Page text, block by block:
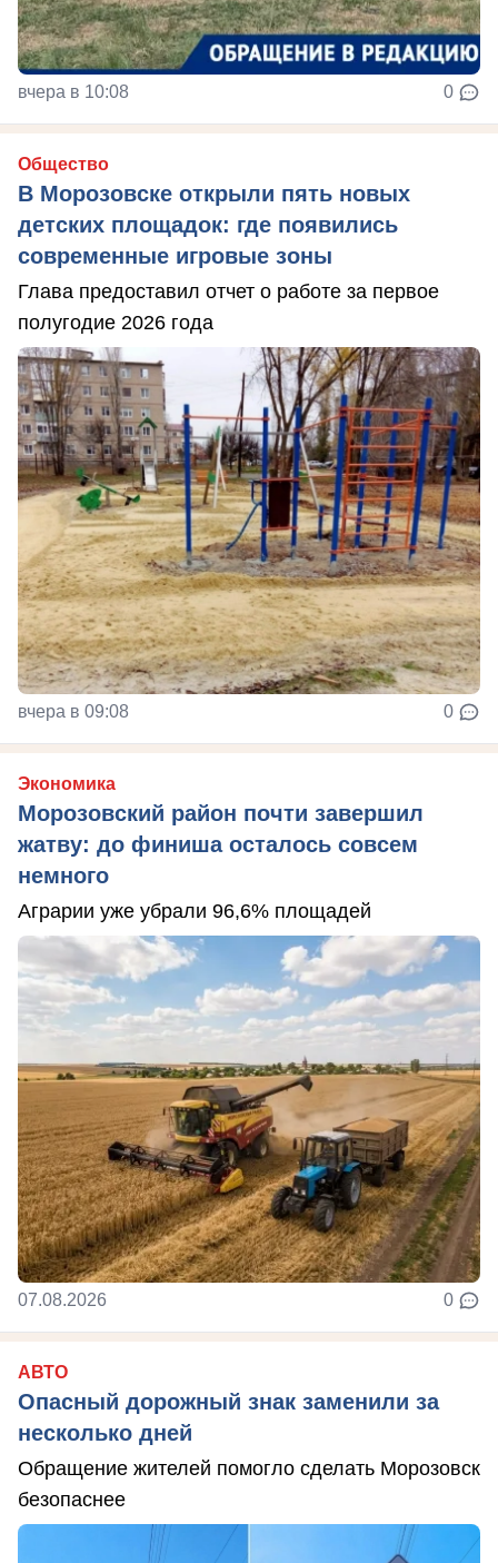
вчера в 10:08 0
Общество
В Морозовске открыли пять новых
детских площадок: где появились
современные игровые зоны
Глава предоставил отчет о работе за первое
полугодие 2026 года
вчера в 09:08 0
Экономика
Морозовский район почти завершил
жатву: до финиша осталось совсем
немного
Аграрии уже убрали 96,6% площадей
07.08.2026 0
АВТО
Опасный дорожный знак заменили за
несколько дней
Обращение жителей помогло сделать Морозовск
безопаснее